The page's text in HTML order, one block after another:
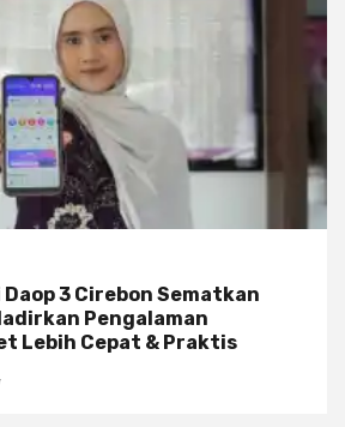
Daop 3 Cirebon Sematkan
Pengalaman
Lebih Cepat & Praktis